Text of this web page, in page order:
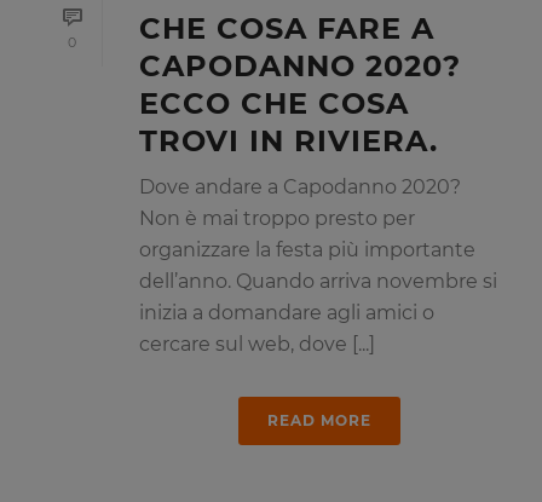
0
CHE COSA FARE A
CAPODANNO 2020?
ECCO CHE COSA
TROVI IN RIVIERA.
Dove andare a Capodanno 2020?
Non è mai troppo presto per
organizzare la festa più importante
dell’anno. Quando arriva novembre si
inizia a domandare agli amici o
cercare sul web, dove [...]
READ MORE